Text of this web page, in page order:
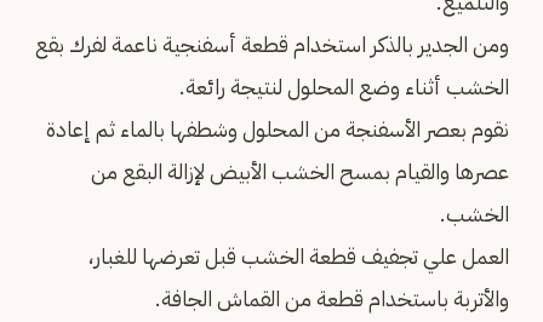
ومن الجدير بالذكر استخدام قطعة أسفنجية ناعمة لفرك بقع
الخشب أثناء وضع المحلول لنتيجة رائعة.
نقوم بعصر الأسفنجة من المحلول وشطفها بالماء ثم إعادة
عصرها والقيام بمسح الخشب الأبيض لإزالة البقع من
الخشب.
العمل علي تجفيف قطعة الخشب قبل تعرضها للغبار،
والأتربة باستخدام قطعة من القماش الجافة.